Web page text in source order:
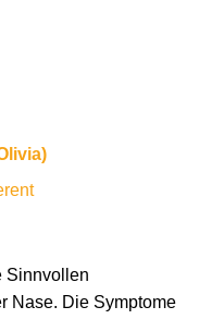
Sinnvollen
Nase. Die Symptome